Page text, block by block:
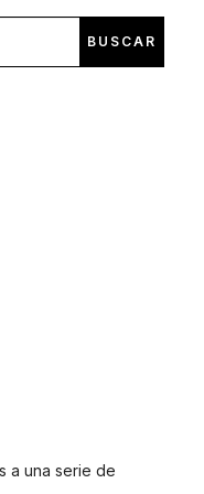
BUSCAR
a una serie de